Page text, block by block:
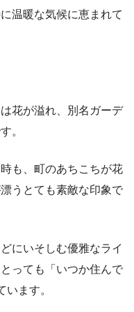
温暖な気候に恵まれて
花が溢れ、別名ガーデ
。
も、町のあちこちが花
うとても素敵な印象で
にいそしむ優雅なライ
っても「いつか住んで
ます。